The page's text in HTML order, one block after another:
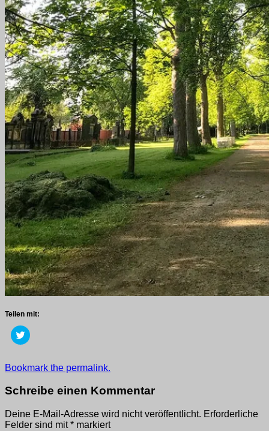
Teilen mit:
Klick,
um
zu
teilen
in
neuem
geöffnet)
Getaggt
2018,
Bookmark the permalink.
Schreibe einen Kommentar
Deine E-Mail-Adresse wird nicht veröffentlicht. Erforderliche
Felder sind mit* markiert